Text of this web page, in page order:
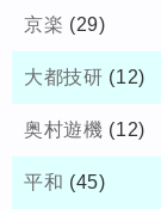
京楽 (29)
大都技研 (12)
奥村遊機 (12)
平和 (45)